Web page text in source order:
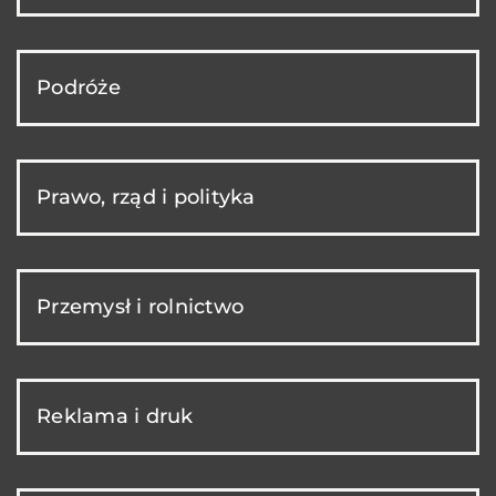
Podróże
Prawo, rząd i polityka
Przemysł i rolnictwo
Reklama i druk